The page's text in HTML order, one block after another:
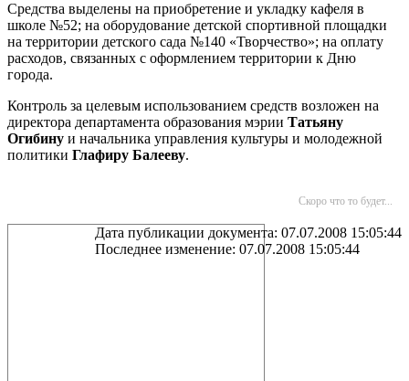
Средства выделены на приобретение и укладку кафеля в
школе №52; на оборудование детской спортивной площадки
на территории детского сада №140 «Творчество»; на оплату
расходов, связанных с оформлением территории к Дню
города.
Контроль за целевым использованием средств возложен на
директора департамента образования мэрии Татьяну
Огибину и начальника управления культуры и молодежной
политики Глафиру Балееву.
Скоро что то будет...
Дата публикации документа: 07.07.2008 15:05:44
Последнее изменение: 07.07.2008 15:05:44